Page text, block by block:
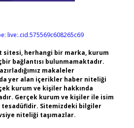
live:.cid.575569c608265c69
sitesi, herhangi bir marka, kurum
bağlantısı bulunmamaktadır.
makaleler
yer alan içerikler haber niteliği
kurum ve kişiler hakkında
Gerçek kurum ve kişiler ile isim
Sitemizdeki bilgiler
niteliği taşımazlar.